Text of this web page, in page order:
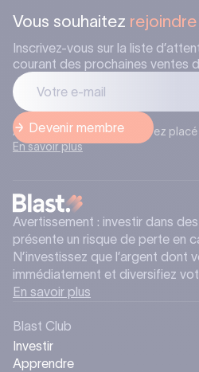
Vous souhaitez rejoindre
Inscrivez-vous sur la liste
courant des prochaines ventes
Après l’inscription, vous serez
En savoir plus
Avertissement : investir dans
présente un risque de perte en
N’investissez que l’argent dont
immédiatement et diversifiez
En savoir plus
Blast Club
Investir
Apprendre